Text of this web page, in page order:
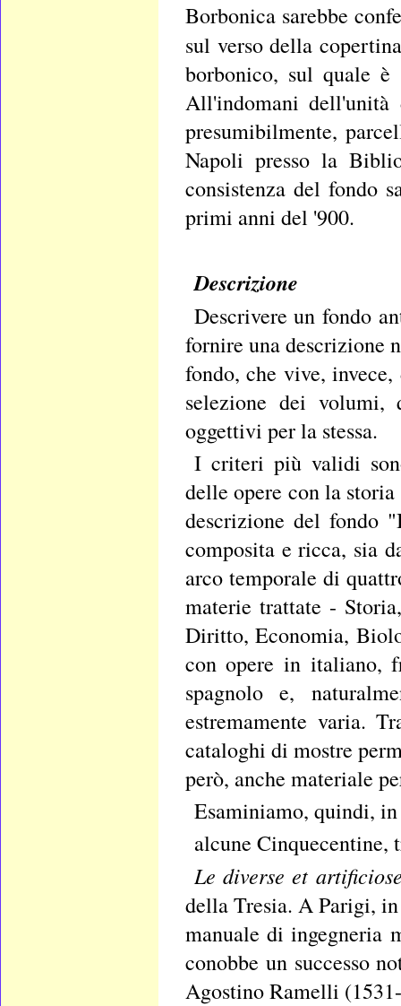
Borbonica sarebbe
sul verso della
borbonico, sul quale
All'indomani
presumibilmente,
Napoli presso la
consistenza del fondo
primi anni del '900.
Descrizione
Descrivere un fondo
fornire una descrizione
fondo, che vive,
selezione dei
oggettivi per la stessa.
I criteri più validi
delle opere con la
descrizione del fondo
composita e ricca, sia
arco temporale di
materie trattate -
Diritto, Economia,
con opere in italiano,
spagnolo e,
estremamente varia.
cataloghi di mostre
però, anche materiale
Esaminiamo, quindi,
alcune Cinquecentine,
Le diverse et
della Tresia. A Parigi,
manuale di ingegneria
conobbe un successo
Agostino Ramelli